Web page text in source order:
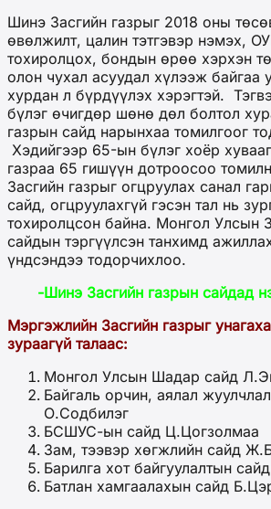
Шинэ Засгийн газрыг 2018 оны
өвөлжилт, цалин тэтгэвэр нэмэх,
тохиролцох, бондын өрөө хэрхэн
олон чухал асуудал хүлээж байгаа
хурдан л бүрдүүлэх хэрэгтэй.
бүлэг өчигдөр шөнө дөл болтол
газрын сайд нарынхаа томилгоог
Хэдийгээр 65-ын бүлэг хоёр
газраа 65 гишүүн дотроосоо
Засгийн газрыг огцруулах санал
сайд, огцруулахгүй гэсэн тал нь
тохиролцсон байна. Монгол Улсын
сайдын тэргүүлсэн танхимд
үндсэндээ тодорчихлоо.
-Шинэ Засгийн газрын сайдад
Мэргэжлийн Засгийн газрыг
зураагүй талаас:
Монгол Улсын Шадар сайд
Байгаль орчин, аялал
О.Содбилэг
БСШУС-ын сайд Ц.Цогзолмаа
Зам, тээвэр хөгжлийн сайд
Барилга хот байгуулалтын
Батлан хамгаалахын сайд